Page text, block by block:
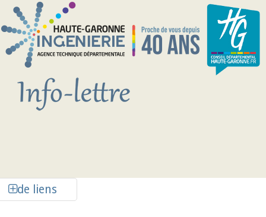
Aller au contenu principal
de liens